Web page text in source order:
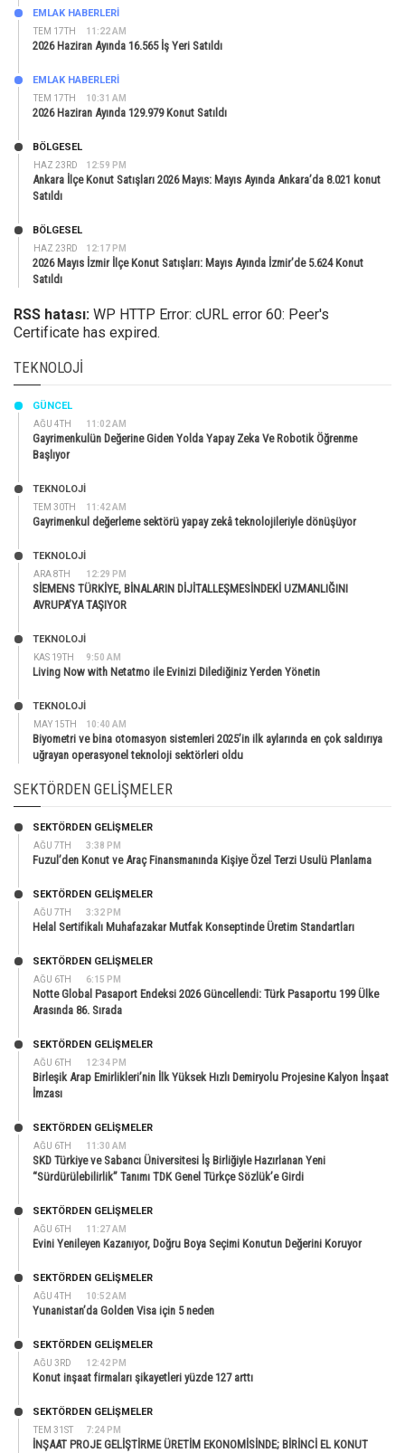
TEM 17TH 11:22 AM
EMLAK HABERLERI
2026 Haziran Ayında 16.565 İş Yeri Satıldı
TEM 17TH 10:31 AM
EMLAK HABERLERI
2026 Haziran Ayında 129.979 Konut Satıldı
HAZ 23RD 12:59 PM
BÖLGESEL
Ankara İlçe Konut Satışları 2026 Mayıs: Mayıs Ayında Ankara’da 8.021 konut
Satıldı
HAZ 23RD 12:17 PM
BÖLGESEL
2026 Mayıs İzmir İlçe Konut Satışları: Mayıs Ayında İzmir’de 5.624 Konut
Satıldı
RSS hatası: WP HTTP Error: cURL error 60: Peer's
Certificate has expired.
TEKNOLOJI
AĞU 4TH 11:02 AM
GÜNCEL
Gayrimenkulün Değerine Giden Yolda Yapay Zeka Ve Robotik Öğrenme
Başlıyor
TEM 30TH 11:42 AM
TEKNOLOJİ
Gayrimenkul değerleme sektörü yapay zekâ teknolojileriyle dönüşüyor
ARA 8TH 12:29 PM
TEKNOLOJİ
SİEMENS TÜRKİYE, BİNALARIN DİJİTALLEŞMESİNDEKİ UZMANLIĞINI
AVRUPA’YA TAŞIYOR
KAS 19TH 9:50 AM
TEKNOLOJİ
Living Now with Netatmo ile Evinizi Dilediğiniz Yerden Yönetin
MAY 15TH 10:40 AM
TEKNOLOJİ
Biyometri ve bina otomasyon sistemleri 2025’in ilk aylarında en çok saldırıya
uğrayan operasyonel teknoloji sektörleri oldu
SEKTÖRDEN GELIŞMELER
AĞU 7TH 3:38 PM
SEKTÖRDEN GELIŞMELER
Fuzul’den Konut ve Araç Finansmanında Kişiye Özel Terzi Usulü Planlama
AĞU 7TH 3:32 PM
SEKTÖRDEN GELIŞMELER
Helal Sertifikalı Muhafazakar Mutfak Konseptinde Üretim Standartları
AĞU 6TH 6:15 PM
SEKTÖRDEN GELIŞMELER
Notte Global Pasaport Endeksi 2026 Güncellendi: Türk Pasaportu 199 Ülke
Arasında 86. Sırada
AĞU 6TH 12:34 PM
SEKTÖRDEN GELIŞMELER
Birleşik Arap Emirlikleri’nin İlk Yüksek Hızlı Demiryolu Projesine Kalyon İnşaat
İmzası
AĞU 6TH 11:30 AM
SEKTÖRDEN GELIŞMELER
SKD Türkiye ve Sabancı Üniversitesi İş Birliğiyle Hazırlanan Yeni
“Sürdürülebilirlik” Tanımı TDK Genel Türkçe Sözlük’e Girdi
AĞU 6TH 11:27 AM
SEKTÖRDEN GELIŞMELER
Evini Yenileyen Kazanıyor, Doğru Boya Seçimi Konutun Değerini Koruyor
AĞU 4TH 10:52 AM
SEKTÖRDEN GELIŞMELER
Yunanistan’da Golden Visa için 5 neden
AĞU 3RD 12:42 PM
SEKTÖRDEN GELIŞMELER
Konut inşaat firmaları şikayetleri yüzde 127 arttı
TEM 31ST 7:24 PM
SEKTÖRDEN GELIŞMELER
İNŞAAT PROJE GELİŞTİRME ÜRETİM EKONOMİSİNDE; BİRİNCİ EL KONUT